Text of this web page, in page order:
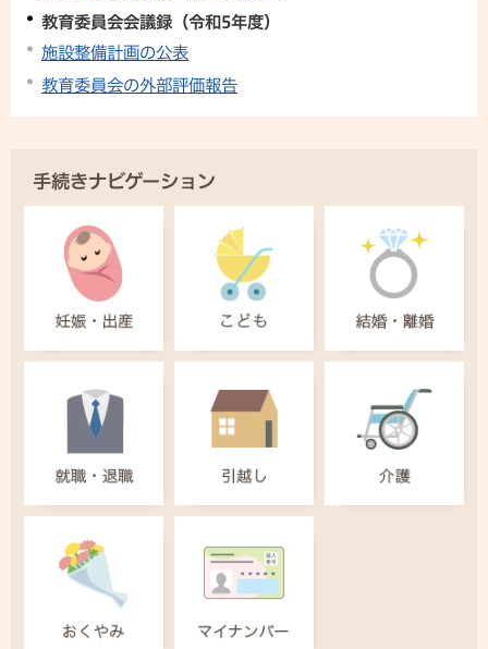
教育委員会会議録（令和5年度）
施設整備計画の公表
教育委員会の外部評価報告
手続きナビゲーション